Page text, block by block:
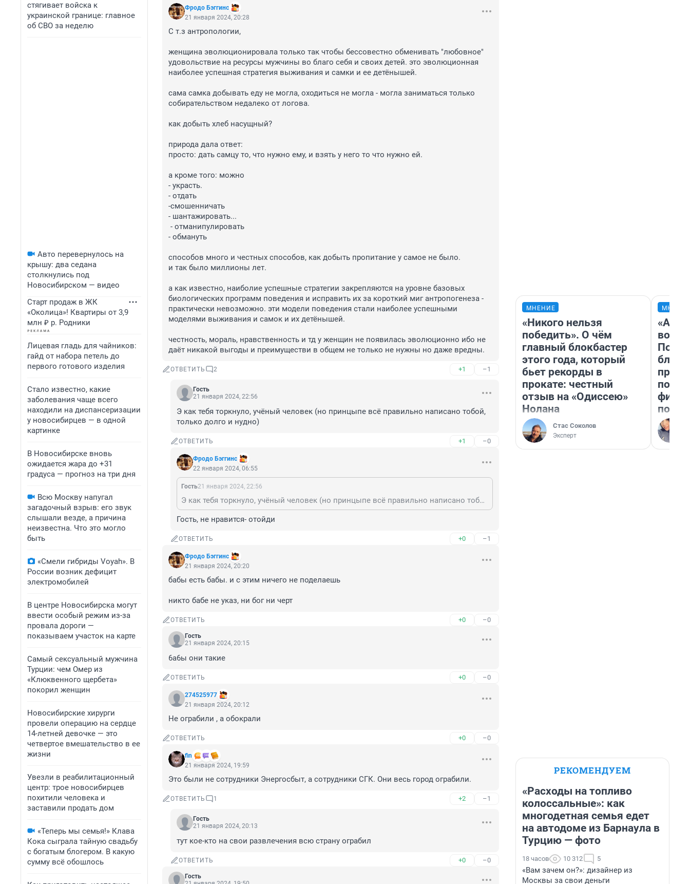
стягивает войска к
украинской границе: главное
об СВО за неделю
Авто перевернулось на
крышу: два седана
столкнулись под
Новосибирском — видео
Старт продаж в ЖК
«Околица»! Квартиры от 3,9
млн ₽ р. Родники
Лицевая гладь для чайников:
гайд от набора петель до
первого готового изделия
Стало известно, какие
заболевания чаще всего
находили на диспансеризации
у новосибирцев — в одной
картинке
В Новосибирске вновь
ожидается жара до +31
градуса — прогноз на три дня
Всю Москву напугал
загадочный взрыв: его звук
слышали везде, а причина
неизвестна. Что это могло
быть
«Смели гибриды Voyah». В
России возник дефицит
электромобилей
В центре Новосибирска могут
ввести особый режим из-за
провала дороги —
показываем участок на карте
Самый сексуальный мужчина
Турции: чем Омер из
«Клюквенного щербета»
покорил женщин
Новосибирские хирурги
провели операцию на сердце
14-летней девочке — это
четвертое вмешательство в ее
жизни
Увезли в реабилитационный
центр: трое новосибирцев
похитили человека и
заставили продать дом
«Теперь мы семья!» Клава
Кока сыграла тайную свадьбу
с богатым блогером. В какую
сумму всё обошлось
Фродо Бэггинс
21 января 2024, 20:28
С т.з антропологии,
женщина эволюционировала только так чтобы бессовестно обменивать "любовное"
удовольствие на ресурсы мужчины во благо себя и своих детей. это эволюционная
наиболее успешная стратегия выживания и самки и ее детёнышей.
сама самка добывать еду не могла, оходиться не могла - могла заниматься только
собирательством недалеко от логова.
как добыть хлеб насущный?
природа дала ответ:
просто: дать самцу то, что нужно ему, и взять у него то что нужно ей.
а кроме того: можно
- украсть.
- отдать
-смошенничать
- шантажировать...
- обмануть
способов много и честных способов, как добыть пропитание у самое не было.
и так было миллионы лет.
а как известно, наиболие успешные стратегии закрепляются на уровне базовых
биологических программ поведения и исправить их за короткий миг антропогенеза -
практически невозможно. эти модели поведения стали наиболее успешными
моделями выживания и самок и их детёнышей.
честность, мораль, нравственность и тд у женщин не появилась эволюционно ибо не
даёт никакой выгоды и преимуществи в общем не только не нужны но даже вредны.
ОТВЕТИТЬ 2 +1 –1
Гость
21 января 2024, 22:56
Э как тебя торкнуло, учёный человек (но принцыпе всё правильно написано тобой,
только долго и нудно)
ОТВЕТИТЬ +1 –0
Фродо Бэггинс
22 января 2024, 06:55
Гость21 января 2024, 22:56
Э как тебя торкнуло, учёный человек (но принцыпе всё правильно написано тобой, только долго и нудно)
Гость, не нравится- отойди
ОТВЕТИТЬ +0 –1
Фродо Бэггинс
21 января 2024, 20:20
бабы есть бабы. и с этим ничего не поделаешь
никто бабе не указ, ни бог ни черт
ОТВЕТИТЬ +0 –0
Гость
21 января 2024, 20:15
6а6ы они такие
ОТВЕТИТЬ +0 –0
274525977
21 января 2024, 20:12
Не ограбили , а обокрали
ОТВЕТИТЬ +0 –0
fin
21 января 2024, 19:59
Это были не сотрудники Энергосбыт, а сотрудники СГК. Они весь город ограбили.
ОТВЕТИТЬ 1 +2 –1
Гость
21 января 2024, 20:13
тут кое-кто на свои развлечения всю страну ограбил
ОТВЕТИТЬ +0 –0
Гость
МНЕНИЕ
«Никого нельзя
победить». О чём
главный блокбастер
этого года, который
бьет рекорды в
прокате: честный
отзыв на «Одиссею»
Нолана
Стас Соколов
Эксперт
вот
РЕКОМЕНДУЕМ
«Расходы на топливо
колоссальные»: как
многодетная семья едет
на автодоме из Барнаула в
Турцию — фото
18 часов 10 312 5
«Вам зачем он?»: дизайнер из
Москвы за свои деньги